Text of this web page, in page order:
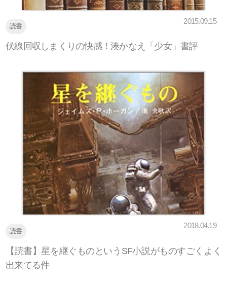
読書
2015.09.15
伏線回収しまくりの快感！湊かなえ「少女」書評
読書
2018.04.19
【読書】星を継ぐものというSF小説がものすごくよく
出来てる件